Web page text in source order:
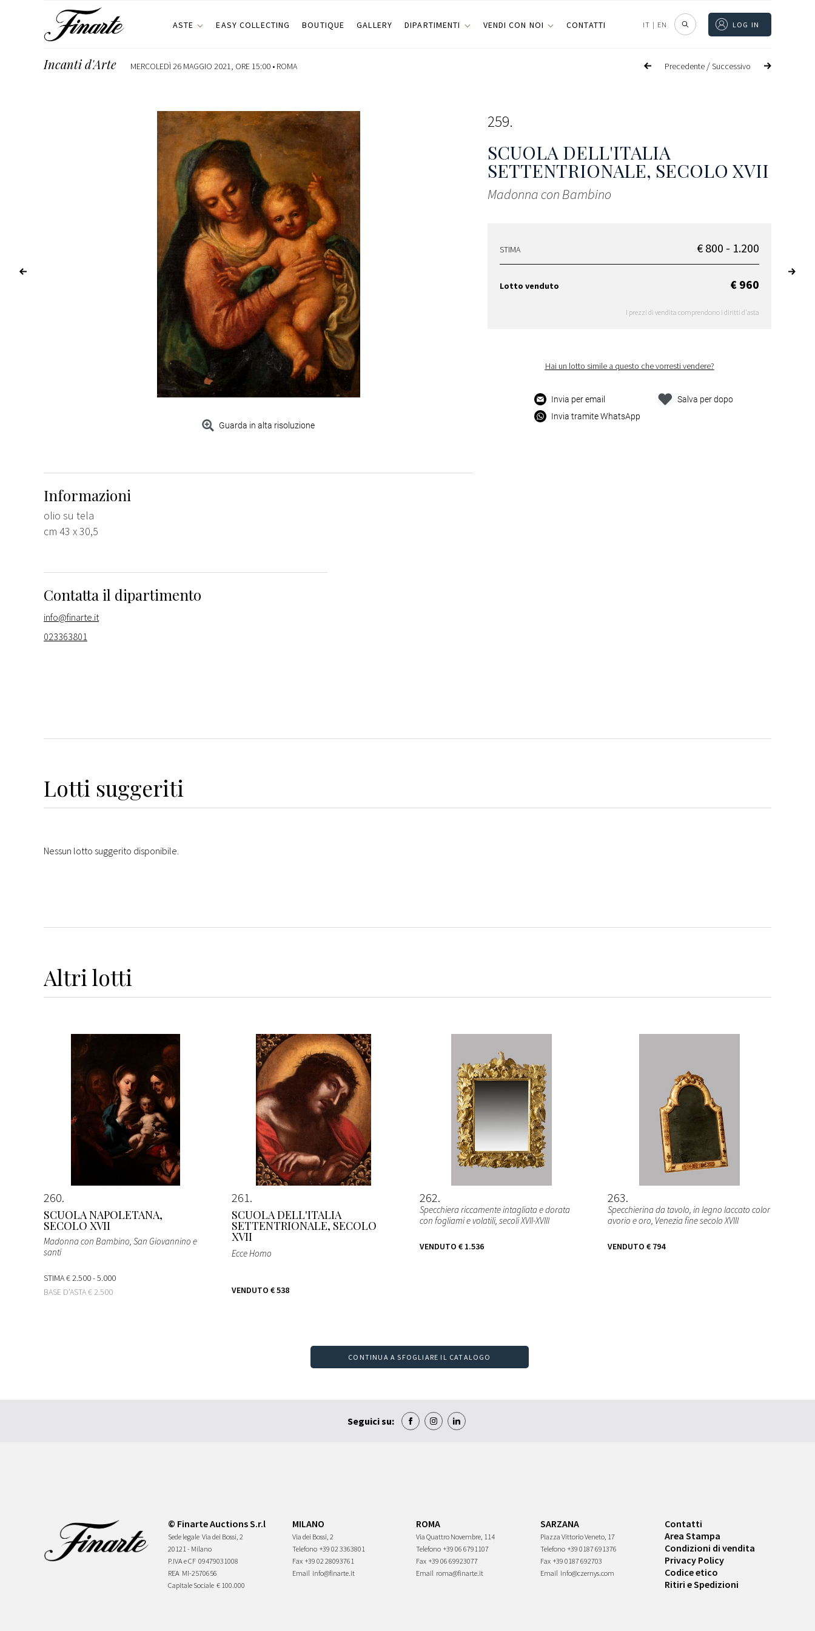
ASTE EASY COLLECTING BOUTIQUE GALLERY DIPARTIMENTI VENDI CON NOI CONTATTI IT | EN LOG IN
Precedente /Successivo
Incanti d'Arte MERCOLEDÌ 26 MAGGIO 2021, ORE 15:00 • ROMA
Guarda in alta risoluzione
259
SCUOLA DELL'ITALIA
SETTENTRIONALE, SECOLO XVII
Madonna con Bambino
STIMA € 800 - 1.200
Lotto venduto € 960
I prezzi di vendita comprendono i diritti d'asta
Hai un lotto simile a questo che vorresti vendere?
Invia per email
Invia tramite WhatsApp
Salva per dopo
Informazioni
olio su tela
cm 43 x 30,5
Contatta il dipartimento
info@finarte.it
023363801
Lotti suggeriti
Nessun lotto suggerito disponibile.
Altri lotti
260
SCUOLA NAPOLETANA,
SECOLO XVII
Madonna con Bambino, San Giovannino e
santi
STIMA€ 2.500 - 5.000
BASE D'ASTA€ 2.500
261
SCUOLA DELL'ITALIA
SETTENTRIONALE, SECOLO
XVII
Ecce Homo
VENDUTO € 538
262
Specchiera riccamente intagliata e dorata
con fogliami e volatili, secoli XVII-XVIII
VENDUTO € 1.536
263
Specchierina da tavolo, in legno laccato color
avorio e oro, Venezia fine secolo XVIII
VENDUTO € 794
CONTINUA A SFOGLIARE IL CATALOGO
Seguici su:
© Finarte Auctions S.r.l
Sede legale Via dei Bossi, 2
20121 - Milano
P.IVA e CF 09479031008
REA MI-2570656
Capitale Sociale € 100.000
MILANO
Via dei Bossi, 2
Telefono +39 02 3363801
Fax +39 02 28093761
Email info@finarte.it
ROMA
Via Quattro Novembre, 114
Telefono +39 06 6791107
Fax +39 06 69923077
Email roma@finarte.it
SARZANA
Piazza Vittorio Veneto, 17
Telefono +39 0187 691376
Fax +39 0187 692703
Email info@czernys.com
Contatti
Area Stampa
Condizioni di vendita
Privacy Policy
Codice etico
Ritiri e Spedizioni